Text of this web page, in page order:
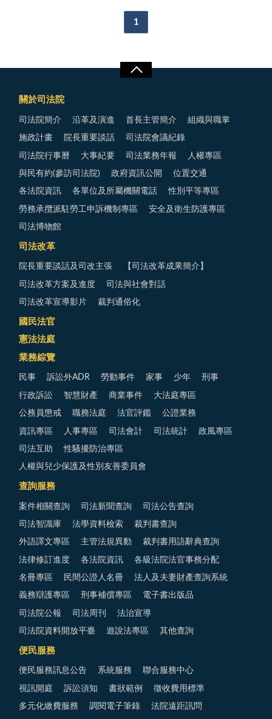
1
關於司法院
司法院簡介 沿革及演進 首長主管簡介 組織與職掌
施政計畫 院長重要談話 司法院會議紀錄
司法院行事曆 大事紀要 司法業務年報 人權專區
與民有約(參訪司法院) 政府資訊公開 位置交通
各法院資訊 各單位及所屬機關電話 性別平等專區
勞務承攬派駐勞工申訴機制專區 安全及衛生防護專區
司法博物館
司法改革
院長重要談話及司改主張 【司法改革成果簡介】
司法改革方案及進度 司法與社會對話
司法改革宣導影片 裁判通俗化
國民法官
憲法法庭
業務綜覽
民事 訴訟外ADR 勞動事件 家事 少年 刑事
行政訴訟 智慧財產 商業事件 大法庭專區
公務員懲戒 職務法庭 法官評鑑 公證業務
資訊專區 人事專區 司法會計 司法統計 政風專區
司法互助 性騷擾防治專區
人權與兒少保護及性別友善委員會
查詢服務
案件相關查詢 司法新聞查詢 司法公告查詢
司法智識庫 法學資料檢索 裁判書查詢
外語譯文專區 主管法規異動 裁判書用語辭典查詢
法律修訂進度 各法院資訊 各級法院法官事務分配
名冊專區 民間公證人名冊 法人及夫妻財產查詢系統
義務辯護專區 刑事補償專區 電子書出版品
司法院公報 司法周刊 法治宣導
司法院資料開放平臺 遊說法專區 其他查詢
便民服務
便民服務訊息公告 系統服務 聯合服務中心
視訊開庭 訴訟須知 書狀範例 徵收費用標準
多元化繳費服務 調閱電子筆錄 法院遠距訊問